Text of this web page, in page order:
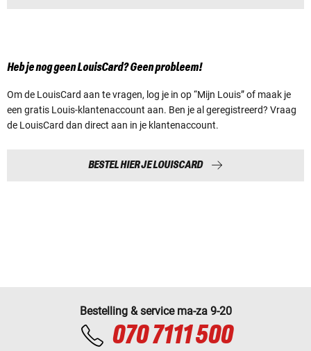
Heb je nog geen LouisCard? Geen probleem!
Om de LouisCard aan te vragen, log je in op “Mijn Louis” of maak je
een gratis Louis-klantenaccount aan. Ben je al geregistreerd? Vraag
de LouisCard dan direct aan in je klantenaccount.
BESTEL HIER JE LOUISCARD
Bestelling & service ma-za 9-20
070 7111 500